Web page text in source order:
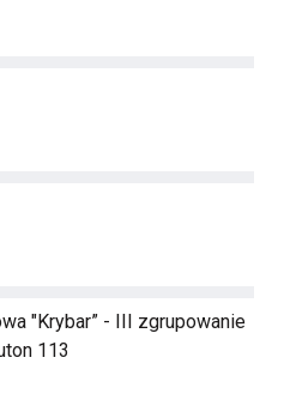
"Krybar” - III zgrupowanie
113